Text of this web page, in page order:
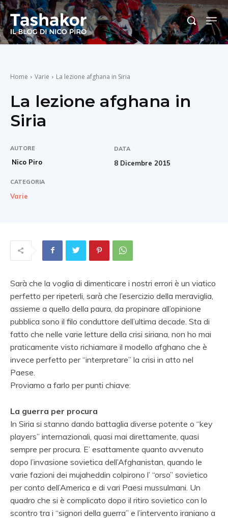
Home Varie La lezione afghana in Siria
La lezione afghana in
Siria
AUTORE
Nico Piro
DATA
8 Dicembre 2015
CATEGORIA
Varie
Sarà che la voglia di dimenticare i nostri errori è un viatico
perfetto per ripeterli, sarà che l’esercizio della meraviglia,
assieme a quello della paura, da propinare all’opinione
pubblica sono il filo conduttore dell’ultima decade. Sta di
fatto che nelle varie letture della crisi siriana, non ho mai
praticamente visto richiamare il modello afghano che è
invece perfetto per “interpretare” la crisi in atto nel
Paese.
Proviamo a farlo per punti chiave:
La guerra per procura
In Siria si stanno dando battaglia diverse potente o “key
players” internazionali, quasi mai direttamente, quasi
sempre per procura. E’ esattamente quanto avvenuto
dopo l’invasione sovietica dell’Afghanistan, quando le
varie fazioni dei mujaheddin colpirono l’ “orso” sovietico
per conto dell’America e di vari Paesi mussulmani. Un
quadro che si è complicato dopo il ritiro sovietico con lo
scontro tra i “signori della guerra” e l’intervento iraniano a